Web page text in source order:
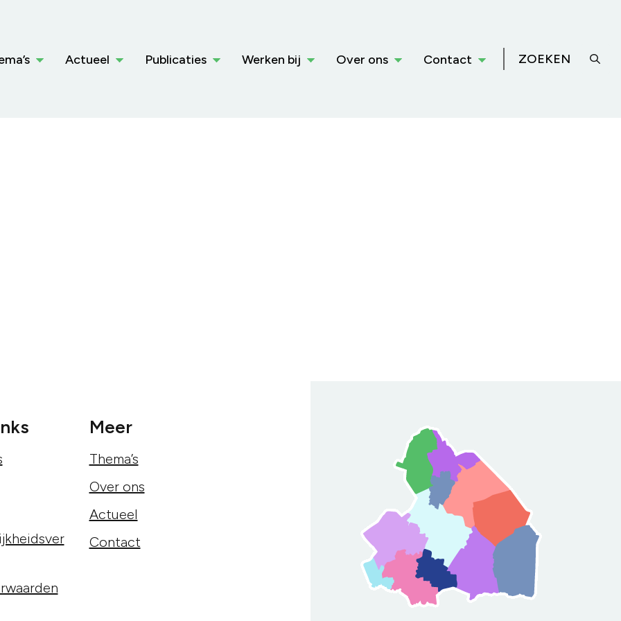
Actueel Publicaties Werken bij Over ons Contact ZOEKEN
Meer
Thema’s
Over ons
Actueel
Contact